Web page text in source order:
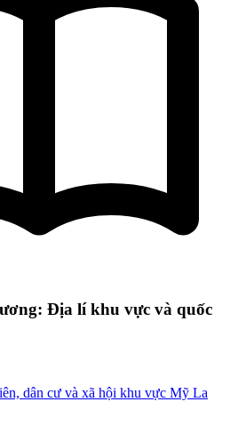
Địa lí khu vực và quốc
dân cư và xã hội khu vực Mỹ La